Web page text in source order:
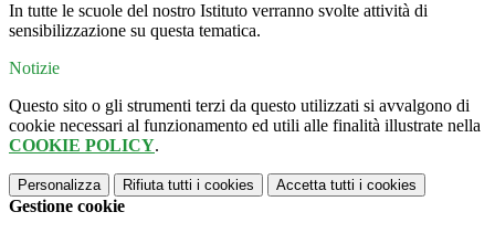
In tutte le scuole del nostro Istituto verranno svolte attività di
sensibilizzazione su questa tematica.
Notizie
Questo sito o gli strumenti terzi da questo utilizzati si avvalgono di
cookie necessari al funzionamento ed utili alle finalità illustrate nella
COOKIE POLICY.
Personalizza Rifiuta tutti i cookies Accetta tutti i cookies
Gestione cookie